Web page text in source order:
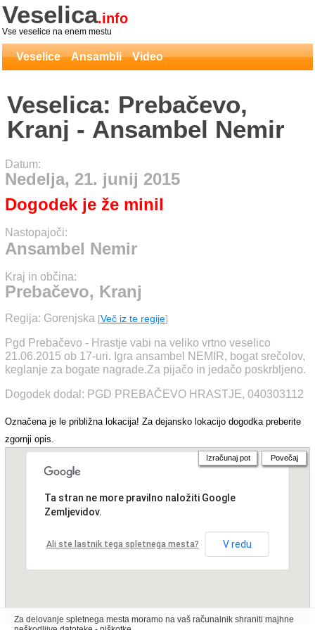
Veselica.info
Vse veselice na enem mestu
Veselice Ansambli Video
Veselica: Prebačevo,
Kranj - Ansambel Nemir
Datum:
Nedelja, 21. junij 2015
Dogodek je že minil
Nastopajoči:
Ansambel Nemir
Kraj in občina:
Prebačevo, Kranj
Regija: Gorenjska [Več iz te regije]
Pgd Prebačevo - Hrastje vabi na veliko vrtno veselico
21.06.2015 ob 17-uri. Igra ansambel NEMIR, bogat srečolov,
keglanje za bogate nagrade.Za pijačo in jedačo poskrbljeno.
Dogodek dodal: PGD PREBAČEVO HRASTJE, 040303112
Označena je le približna lokacija! Za dejansko lokacijo dogodka preberite
zgornji opis.
Ta stran ne more pravilno naložiti Google
Zemljevidov.
Ali ste lastnik tega spletnega mesta? V redu
Izračunaj pot Povečaj
Za delovanje spletnega mesta moramo na vaš računalnik shraniti majhne